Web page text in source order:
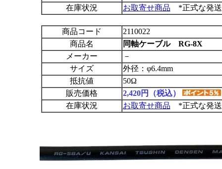
在庫状況
お取寄せ商品 *正式な発送
商品コード
2110022
商品名
同軸ケーブル RG-8X
メーカー
－
サイズ
外径：φ6.4mm
抵抗値
50Ω
販売価格
2,420円（税込）
在庫状況
お取寄せ商品 *正式な発送